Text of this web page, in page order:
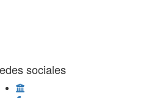
sociales